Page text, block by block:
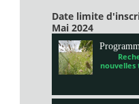
Date limite
Mai 2024
nouvelles